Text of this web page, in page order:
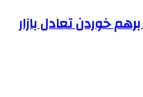
خوردن تعادل بازار